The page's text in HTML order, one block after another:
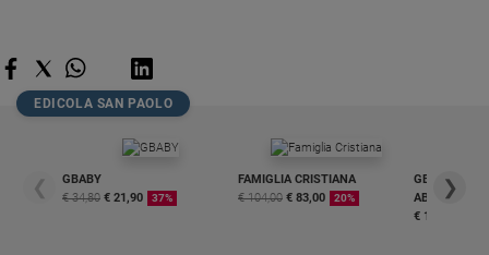
Cultura
e
2026
EDICOLA SAN PAOLO
❮
GBABY
€ 34,80 € 21,90 37%
FAMIGLIA CRISTIANA
€ 104,00 € 83,00 20%
GBABY
€ 16,99
❯